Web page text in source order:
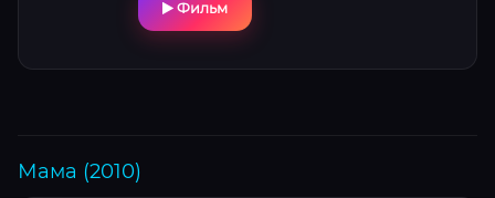
Фильм
Мама (2010)